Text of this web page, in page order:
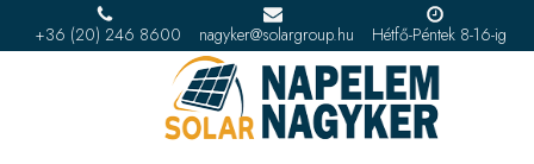
+36 (20) 246 8600 nagyker@solargroup.hu Hétfő-Péntek 8-16-ig